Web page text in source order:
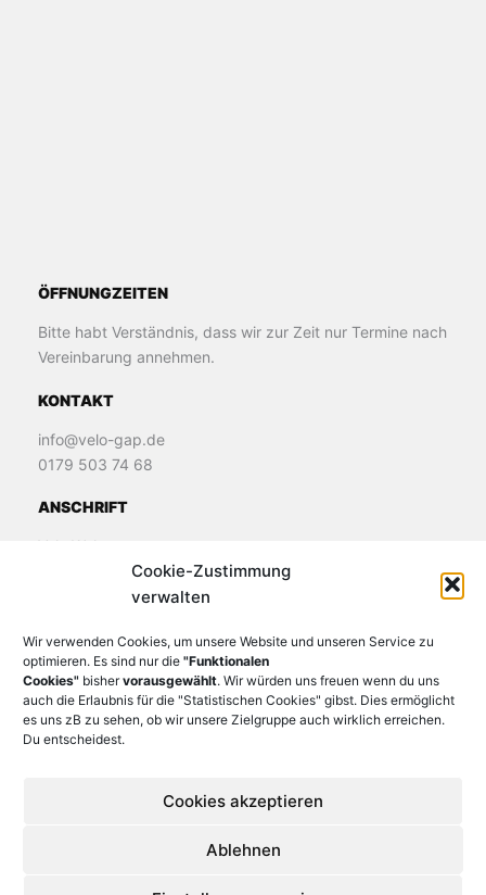
Cookie-Zustimmung
verwalten
Wir verwenden Cookies, um unsere Website und unseren Service zu
optimieren. Es sind nur die "Funktionalen
Cookies" bishervorausgewählt. Wir würden uns freuen wenn du uns
auch die Erlaubnis für die "Statistischen Cookies" gibst. Dies ermöglicht
es uns zB zu sehen, ob wir unsere Zielgruppe auch wirklich erreichen.
Du entscheidest.
Cookies akzeptieren
Ablehnen
ÖFFNUNGZEITEN
Bitte habt Verständnis, dass wir zur Zeit nur Termine nach
Vereinbarung annehmen.
KONTAKT
info@velo-gap.de
0179 503 74 68
ANSCHRIFT
Velo Welt
James-Loeb-Straße 11
82481 Murnau